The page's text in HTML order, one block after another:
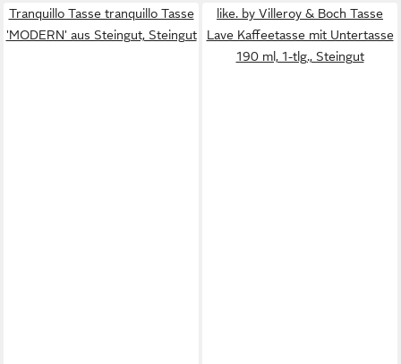
Tranquillo Tasse tranquillo Tasse
'MODERN' aus Steingut, Steingut
like. by Villeroy & Boch Tasse
Lave Kaffeetasse mit Untertasse
190 ml, 1-tlg., Steingut